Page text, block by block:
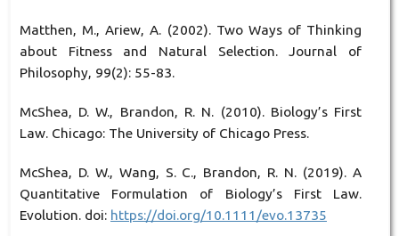
Matthen, M., Ariew, A. (2002). Two Ways of Thinking
about Fitness and Natural Selection. Journal of
Philosophy, 99(2): 55-83.
McShea, D. W., Brandon, R. N. (2010). Biology’s First
Law. Chicago: The University of Chicago Press.
McShea, D. W., Wang, S. C., Brandon, R. N. (2019). A
Quantitative Formulation of Biology’s First Law.
Evolution. doi: https://doi.org/10.1111/evo.13735